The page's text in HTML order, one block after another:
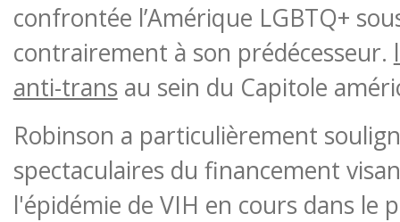
confrontée l’Amérique LGBTQ+
contrairement à son prédécesseur.
anti-transau sein du Capitole
Robinson a particulièrement
spectaculaires du financement
l'épidémie de VIH en cours dans le